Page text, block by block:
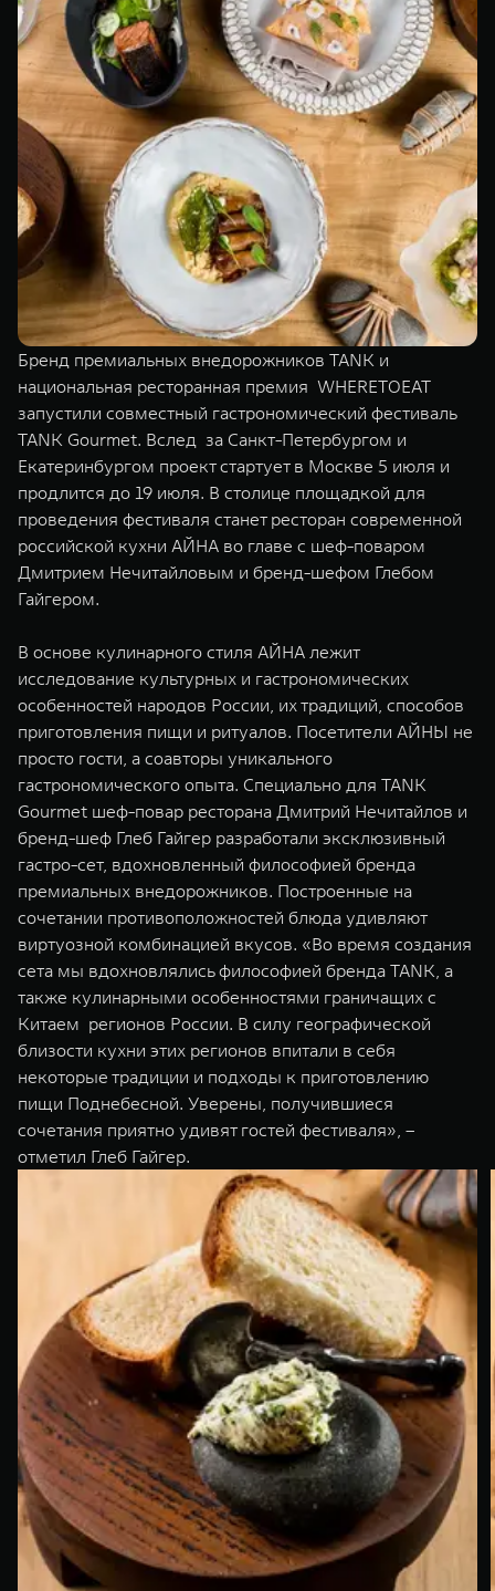
TANK 500
Веди за собой
от 6 499 000 ₽
TANK 700
Сила
от 10 199
WEY 07
Расширяя границы комфорта
от 6 149 000 ₽
WEY 05
Эстетика
от 5 699
WEY 80
Масштаб возможностей
от 6 449 000 ₽
WEY 80
Масштаб
от 8 099
TANK Финансы
Корпоративным клиентам
TANK ФИНАНСЫ
TANK Кредит
TANK Лизинг
TANK Страхование
Сервис
Специальные предложения
Моторные масла
ЦИФРОВЫЕ СЕРВИСЫ TANK
Цифровые сервисы TANK
Подписки
Бренд премиальных внедорожников TANK и
национальная ресторанная премия WHERETOEAT
запустили совместный гастрономический фестиваль
TANK Gourmet. Вслед за Санкт-Петербургом и
Екатеринбургом проект стартует в Москве 5 июля и
продлится до 19 июля. В столице площадкой для
проведения фестиваля станет ресторан современной
российской кухни АЙНА во главе с шеф-поваром
Дмитрием Нечитайловым и бренд-шефом Глебом
Гайгером.
В основе кулинарного стиля АЙНА лежит
исследование культурных и гастрономических
особенностей народов России, их традиций, способов
приготовления пищи и ритуалов. Посетители АЙНЫ не
просто гости, а соавторы уникального
гастрономического опыта. Специально для TANK
Gourmet шеф-повар ресторана Дмитрий Нечитайлов и
бренд-шеф Глеб Гайгер разработали эксклюзивный
гастро-сет, вдохновленный философией бренда
премиальных внедорожников. Построенные на
сочетании противоположностей блюда удивляют
виртуозной комбинацией вкусов. «Во время создания
сета мы вдохновлялись философией бренда TANK, а
также кулинарными особенностями граничащих с
Китаем регионов России. В силу географической
близости кухни этих регионов впитали в себя
некоторые традиции и подходы к приготовлению
пищи Поднебесной. Уверены, получившиеся
сочетания приятно удивят гостей фестиваля», –
отметил Глеб Гайгер.